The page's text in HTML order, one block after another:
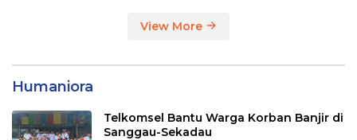
View More
Humaniora
Telkomsel Bantu Warga Korban Banjir di
Sanggau-Sekadau